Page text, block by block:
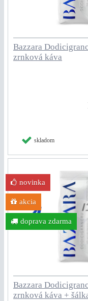
Bazzara
zrnková káva
skladom
Bazzara
zrnková káva +
novinka
akcia
doprava zdarma